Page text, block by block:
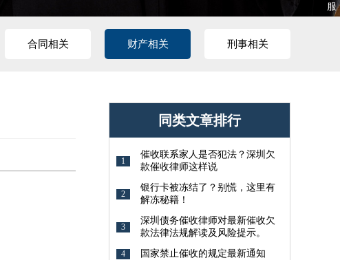
合同相关 财产相关 刑事相关
同类文章排行
1
催收联系家人是否犯法？深圳欠
款催收律师这样说
2
银行卡被冻结了？别慌，这里有
解冻秘籍！
3
深圳债务催收律师对最新催收欠
款法律法规解读及风险提示。
4 国家禁止催收的规定最新通知
服